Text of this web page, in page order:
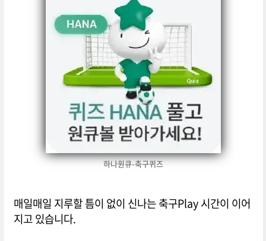
하나원큐-축구퀴즈
매일매일 지루할 틈이 없이 신나는 축구Play 시간이 이어
지고 있습니다.